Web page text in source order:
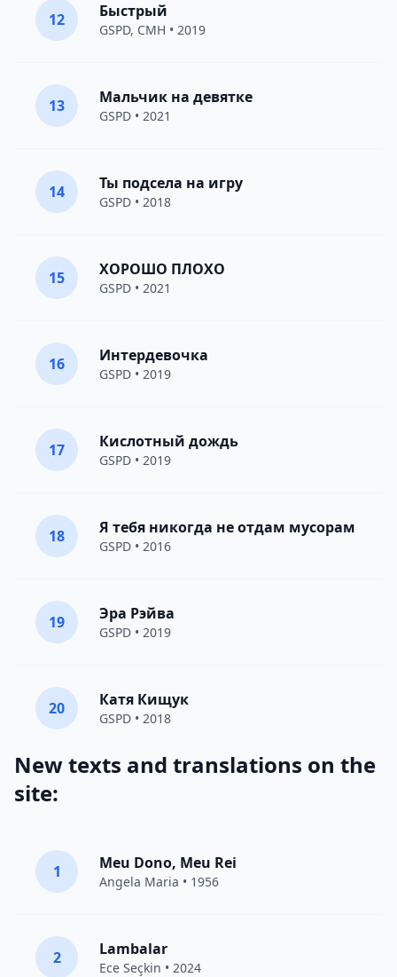
12 Быстрый
GSPD, CMH • 2019
13 Мальчик на девятке
GSPD • 2021
14 Ты подсела на игру
GSPD • 2018
15 ХОРОШО ПЛОХО
GSPD • 2021
16 Интердевочка
GSPD • 2019
17 Кислотный дождь
GSPD • 2019
18 Я тебя никогда не отдам мусорам
GSPD • 2016
19 Эра Рэйва
GSPD • 2019
20 Катя Кищук
GSPD • 2018
New texts and translations on the
site:
1 Meu Dono, Meu Rei
Angela Maria • 1956
2 Lambalar
Ece Seçkin • 2024